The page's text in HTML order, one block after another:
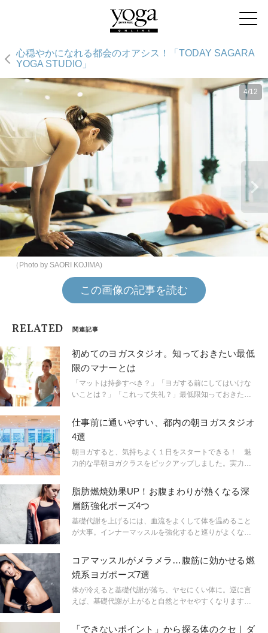
心穏やかになれる都会のオアシス！「TODAY SAGARA
YOGA STUDIO」
4/12
（Photo by SAORI KOJIMA)
この画像の記事を読む
RELATED 関連記事
初めてのヨガスタジオ。知っておきたい最低
限のマナーとは
「マットは持参すべき？」「ヨガする前にしてはいけな
いことは？」「これって失礼？」最低限知っておきたい
しました。
仕事前に通いやすい、都内の朝ヨガスタジオ
4選
朝ヨガすると、気持ちよく１日をスタートできる！ 魅
力的な早朝ヨガクラスをピックアップしました。実力派
す。
脂肪燃焼効果UP！お腹まわりが熱くなる深
層筋強化ポーズ4つ
基礎代謝を上げるには、血流をよくして体を温めること
が大事。インナーマッスルを強化すると巡りがよくなり
ンスを、ヨガインストラクターの相楽のりこ先生に教え
ていただきました。
コアマッスルがメラメラ…腹筋に効かせる燃
焼系ヨガポーズ7選
体が冷えると基礎代謝が落ち、ヤセにくい体に。逆に言
えば、基礎代謝が上がると自然とヤセやすくなります。
ーズで、コアマッスルにしっかり効かせて体の内側から
「できないポイント」から探る体のクセ｜ダ